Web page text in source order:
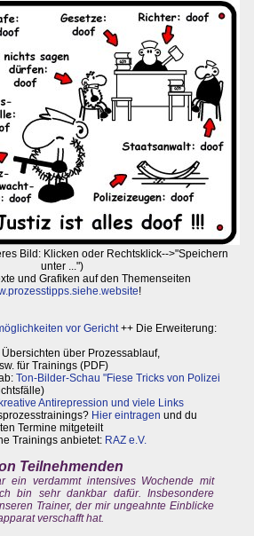
Bild: Klicken oder Rechtsklick-->"Speichern
unter ...")
und Grafiken auf den Themenseiten
!
vor Gericht++ Die Erweiterung:
Übersichten über Prozessablauf,
für Trainings (PDF)
Ton-Bilder-Schau "Fiese Tricks von Polizei
Antirepression und viele Links
Hier eintragen und du
Termine mitgeteilt
Trainings anbietet: RAZ e.V.
Teilnehmenden
ein verdammt intensives Wochende mit
bin sehr dankbar dafür. Insbesondere
Trainer, der mir ungeahnte Einblicke
verschafft hat.